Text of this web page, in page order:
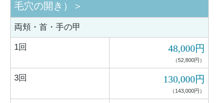
毛穴の開き）＞
両頬・首・手の甲
1回 48,000円
（52,800円）
3回 130,000円
（143,000円）